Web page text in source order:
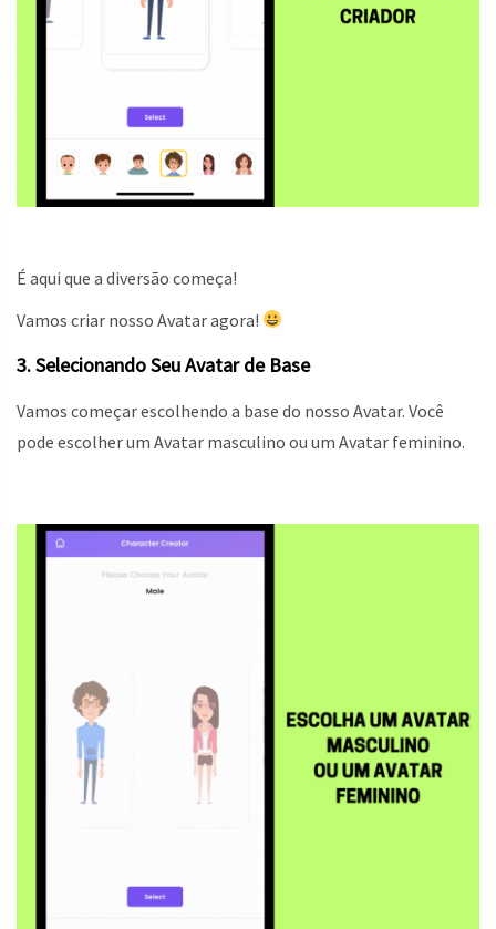
É aqui que a diversão começa!
Vamos criar nosso Avatar agora!
3. Selecionando Seu Avatar de Base
Vamos começar escolhendo a base do nosso Avatar. Você
pode escolher um Avatar masculino ou um Avatar feminino.